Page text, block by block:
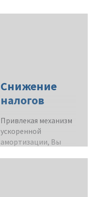
Снижение
налогов
Привлекая механизм
ускоренной
амортизации, Вы